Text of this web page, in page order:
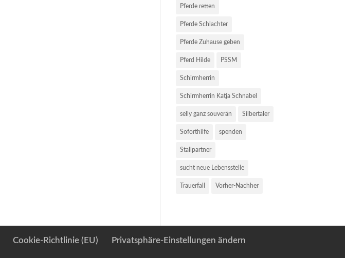
Pferde retten
Pferde Schlachter
Pferde Zuhause geben
Pferd Hilde PSSM
Schirmherrin
Schirmherrin Katja Schnabel
selly ganz souverän Silbertaler
Soforthilfe spenden
Stallpartner
sucht neue Lebensstelle
Trauerfall Vorher-Nachher
Cookie-Richtlinie (EU)
Privatsphäre-Einstellungen ändern